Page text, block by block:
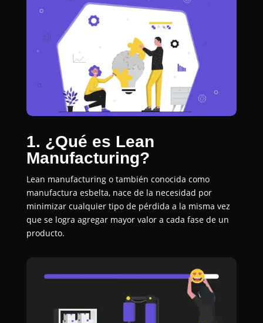
1. ¿Qué es Lean
Manufacturing?
Lean manufacturing o también conocida como
manufactura esbelta, nace de la necesidad por
minimizar cualquier tipo de pérdida a la misma vez
que se logra agregar mayor valor a cada fase de un
producto.